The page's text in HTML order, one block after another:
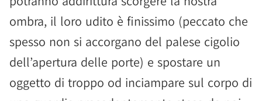
ombra, il loro udito è finissimo (peccato che
spesso non si accorgano del palese cigolio
dell’apertura delle porte) e spostare un
oggetto di troppo od inciampare sul corpo di